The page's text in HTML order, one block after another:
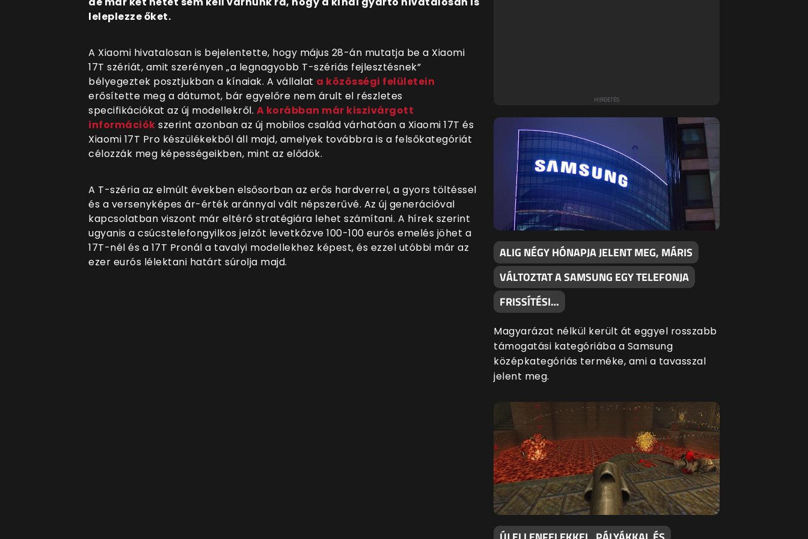
leleplezze őket.
A Xiaomi hivatalosan is bejelentette, hogy május 28-án mutatja be a Xiaomi
17T szériát, amit szerényen „a legnagyobb T-szériás fejlesztésnek”
bélyegeztek posztjukban a kínaiak. A vállalat a közösségi felületein
erősítette meg a dátumot, bár egyelőre nem árult el részletes
specifikációkat az új modellekről. A korábban már kiszivárgott
információk szerint azonban az új mobilos család várhatóan a Xiaomi 17T és
Xiaomi 17T Pro készülékekből áll majd, amelyek továbbra is a felsőkategóriát
célozzák meg képességeikben, mint az elődök.
A T-széria az elmúlt években elsősorban az erős hardverrel, a gyors töltéssel
és a versenyképes ár-érték aránnyal vált népszerűvé. Az új generációval
kapcsolatban viszont már eltérő stratégiára lehet számítani. A hírek szerint
ugyanis a csúcstelefongyilkos jelzőt levetkőzve 100-100 eurós emelés jöhet a
17T-nél és a 17T Pronál a tavalyi modellekhez képest, és ezzel utóbbi már az
ezer eurós lélektani határt súrolja majd.
ALIG NÉGY HÓNAPJA JELENT MEG, MÁRIS
VÁLTOZTAT A SAMSUNG EGY TELEFONJA
FRISSÍTÉSI…
Magyarázat nélkül került át eggyel rosszabb
támogatási kategóriába a Samsung
középkategóriás terméke, ami a tavasszal
jelent meg.